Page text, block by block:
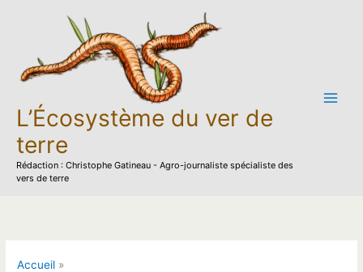
L’Écosystème du ver de
terre
Rédaction : Christophe Gatineau - Agro-journaliste spécialiste des
vers de terre
Accueil